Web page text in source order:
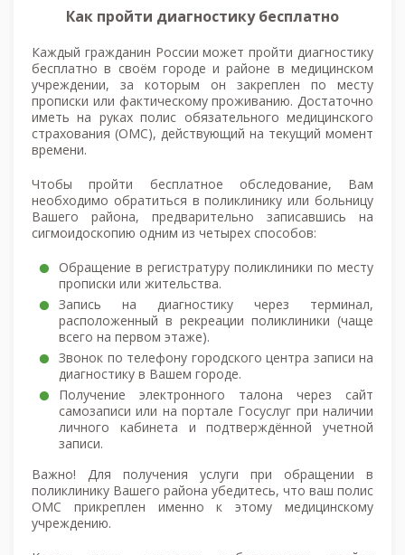
Как пройти диагностику бесплатно
Каждый гражданин России может пройти диагностику
бесплатно в своём городе и районе в медицинском
учреждении, за которым он закреплен по месту
прописки или фактическому проживанию. Достаточно
иметь на руках полис обязательного медицинского
страхования (ОМС), действующий на текущий момент
времени.
Чтобы пройти бесплатное обследование, Вам
необходимо обратиться в поликлинику или больницу
Вашего района, предварительно записавшись на
сигмоидоскопию одним из четырех способов:
Обращение в регистратуру поликлиники по месту
прописки или жительства.
Запись на диагностику через терминал,
расположенный в рекреации поликлиники (чаще
всего на первом этаже).
Звонок по телефону городского центра записи на
диагностику в Вашем городе.
Получение электронного талона через сайт
самозаписи или на портале Госуслуг при наличии
личного кабинета и подтверждённой учетной
записи.
Важно! Для получения услуги при обращении в
поликлинику Вашего района убедитесь, что ваш полис
ОМС прикреплен именно к этому медицинскому
учреждению.